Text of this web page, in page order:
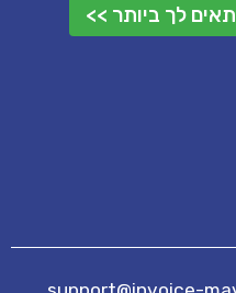
לך ביותר >>